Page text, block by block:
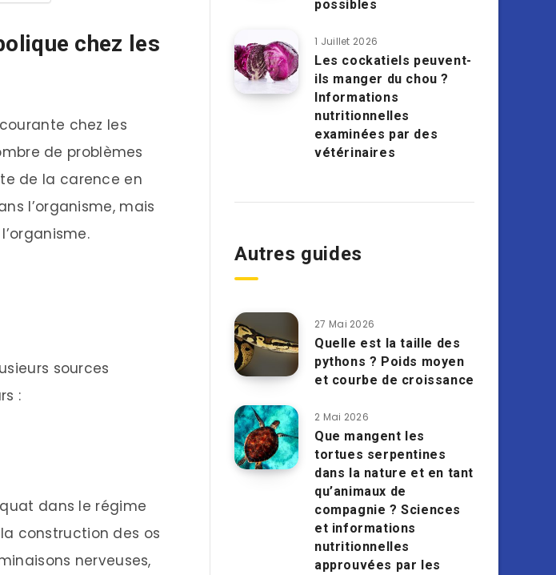
chez les
chez les
de problèmes
de la carence en
l’organisme, mais
sources
:
dans le régime
construction des os
nerveuses,
possibles
1 Juillet 2026
Les cockatiels peuvent-
ils manger du chou ?
Informations
nutritionnelles
examinées par des
vétérinaires
Autres guides
27 Mai 2026
Quelle est la taille des
pythons ? Poids moyen
et courbe de croissance
2 Mai 2026
Que mangent les
tortues serpentines
dans la nature et en tant
qu’animaux de
compagnie ? Sciences
et informations
nutritionnelles
approuvées par les